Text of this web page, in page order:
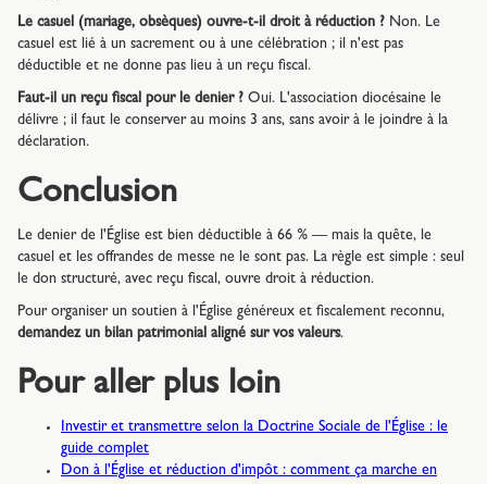
Le casuel (mariage, obsèques) ouvre-t-il droit à réduction ? Non. Le
casuel est lié à un sacrement ou à une célébration ; il n'est pas
déductible et ne donne pas lieu à un reçu fiscal.
Faut-il un reçu fiscal pour le denier ? Oui. L'association diocésaine le
délivre ; il faut le conserver au moins 3 ans, sans avoir à le joindre à la
déclaration.
Conclusion
Le denier de l'Église est bien déductible à 66 % — mais la quête, le
casuel et les offrandes de messe ne le sont pas. La règle est simple : seul
le don structuré, avec reçu fiscal, ouvre droit à réduction.
Pour organiser un soutien à l'Église généreux et fiscalement reconnu,
demandez un bilan patrimonial aligné sur vos valeurs.
Pour aller plus loin
Investir et transmettre selon la Doctrine Sociale de l'Église : le
guide complet
Don à l'Église et réduction d'impôt : comment ça marche en